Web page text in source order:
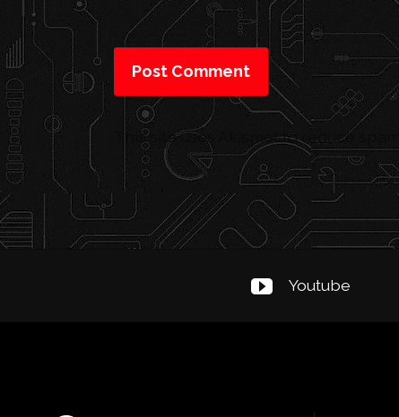
This site uses Akismet to reduce spam.
Youtube